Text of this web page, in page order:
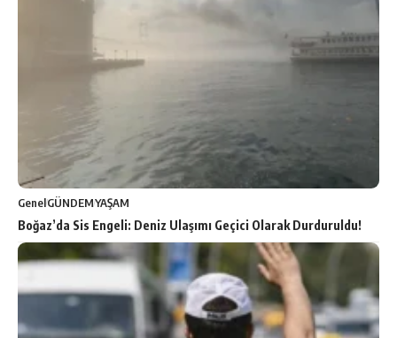
GenelGÜNDEMYAŞAM
Boğaz’da Sis Engeli: Deniz Ulaşımı Geçici Olarak Durduruldu!